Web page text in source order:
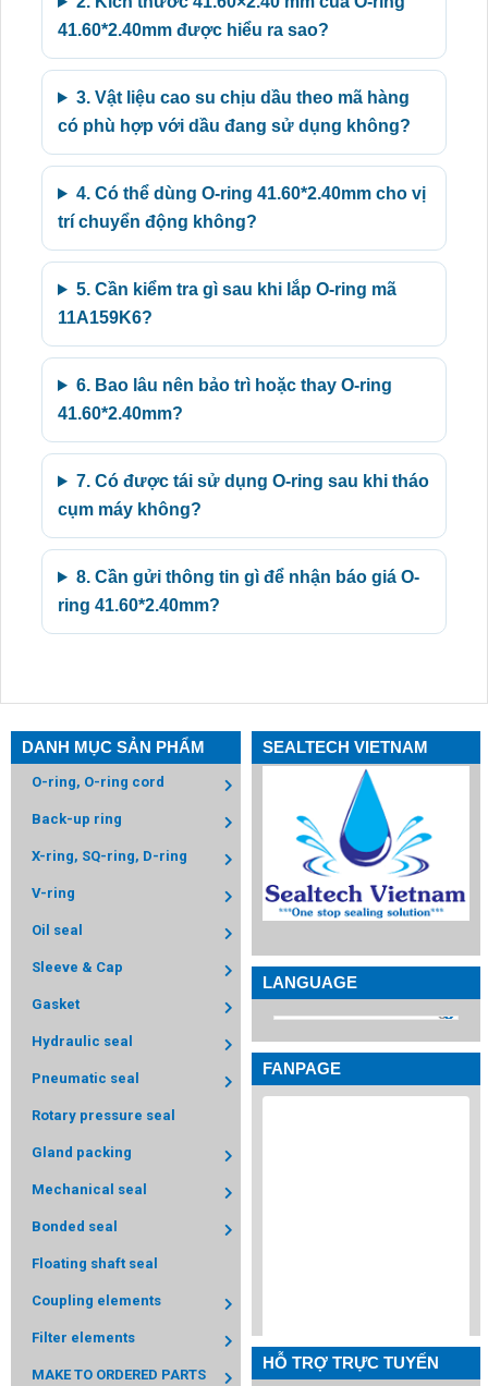
DANH MỤC SẢN PHẨM
O-ring, O-ring cord
Back-up ring
X-ring, SQ-ring, D-ring
V-ring
Oil seal
Sleeve & Cap
Gasket
Hydraulic seal
Pneumatic seal
Rotary pressure seal
Gland packing
Mechanical seal
Bonded seal
Floating shaft seal
Coupling elements
Filter elements
MAKE TO ORDERED PARTS
41.60*2.40mm được hiểu ra sao?
3. Vật liệu cao su chịu dầu theo mã hàng
có phù hợp với dầu đang sử dụng không?
4. Có thể dùng O-ring 41.60*2.40mm cho vị
trí chuyển động không?
5. Cần kiểm tra gì sau khi lắp O-ring mã
11A159K6?
6. Bao lâu nên bảo trì hoặc thay O-ring
41.60*2.40mm?
7. Có được tái sử dụng O-ring sau khi tháo
cụm máy không?
8. Cần gửi thông tin gì để nhận báo giá O-
ring 41.60*2.40mm?
SEALTECH VIETNAM
LANGUAGE
FANPAGE
HỖ TRỢ TRỰC TUYẾN